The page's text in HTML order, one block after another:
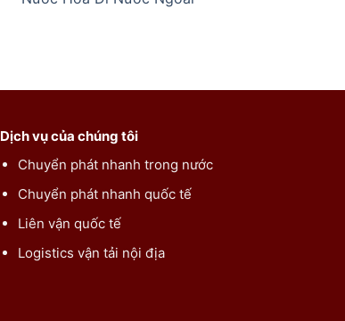
Dịch vụ của chúng tôi
Chuyển phát nhanh trong nước
Chuyển phát nhanh quốc tế
Liên vận quốc tế
Logistics vận tải nội địa